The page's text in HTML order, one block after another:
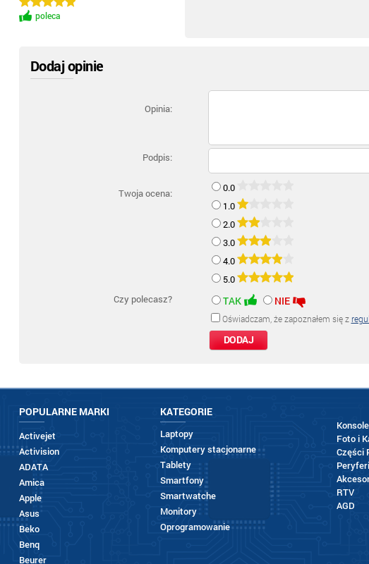
poleca
Dodaj opinie
Opinia:
Podpis:
Twoja ocena:
0.0
1.0
2.0
3.0
4.0
5.0
Czy polecasz?
TAK NIE
Oświadczam, że zapoznałem się z
POPULARNE MARKI
Activejet
Activision
ADATA
Amica
Apple
Asus
Beko
Benq
Beurer
KATEGORIE
Laptopy
Komputery stacjonarne
Tablety
Smartfony
Smartwatche
Monitory
Oprogramowanie
Foto i
Części
RTV
AGD